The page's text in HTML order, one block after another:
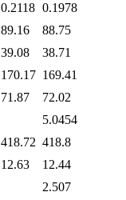
0.2118 0.1978
89.16
88.75
39.08
38.71
170.17 169.41
71.87
72.02
5.0454
418.72 418.8
12.63
12.44
2.507